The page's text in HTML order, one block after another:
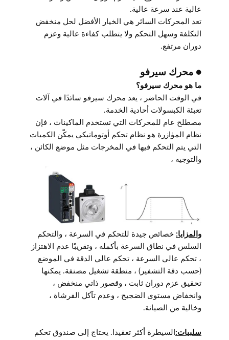
عالية عند سرعة عالية.
تعد المحركات السائر هي الخيار الأفضل لحل منخفض
التكلفة وسهل التحكم ولا يتطلب كفاءة عالية وعزم
دوران مرتفع.
● محرك سيرفو
ما هو محرك سيرفو؟
في الوقت الحاضر ، يعد محرك سيرفو سائدًا في آلات
تعبئة الكبسولات أحادية الخدمة.
مصطلح عام للمحركات التي تستخدم الماكينات ، فإن
نظام المؤازرة هو نظام تحكم أوتوماتيكي يمكّن الكميات
التي يتم التحكم فيها في المخرجات مثل موضع الكائن ،
والتوجيه ،
والمزايا: خصائص جيدة للتحكم في السرعة ، والتحكم
السلس في نطاق السرعة بأكمله ، وتقريبًا عدم الاهتزاز
، تحكم عالي السرعة ، تحكم عالي الدقة في الموضع
(حسب دقة التشفير) ، منطقة تشغيل مصنفة. يمكنها
تحقيق عزم دوران ثابت ، وقصور ذاتي منخفض ،
وانخفاض مستوى الضجيج ، وعدم تآكل الفرشاة ،
وخالية من الصيانة.
سلبيات: السيطرة أكثر تعقيدا. يحتاج إلى صندوق تحكم